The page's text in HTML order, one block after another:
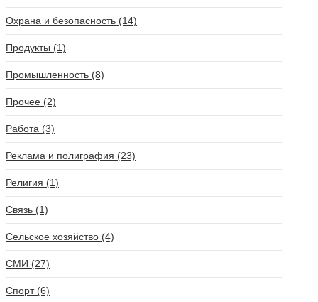
Охрана и безопасность (14)
Продукты (1)
Промышленность (8)
Прочее (2)
Работа (3)
Реклама и полиграфия (23)
Религия (1)
Связь (1)
Сельское хозяйство (4)
СМИ (27)
Спорт (6)